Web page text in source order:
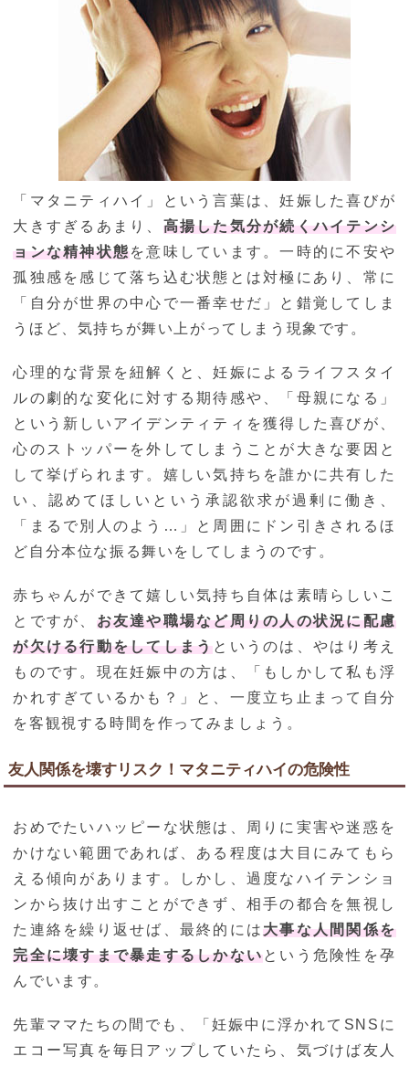
「マタニティハイ」という言葉は、妊娠した喜びが
大きすぎるあまり、 高揚した気分が続くハイテンシ
ョンな精神状態を意味しています。一時的に不安や
孤独感を感じて落ち込む状態とは対極にあり、常に
「自分が世界の中心で一番幸せだ」と錯覚してしま
うほど、気持ちが舞い上がってしまう現象です。
心理的な背景を紐解くと、妊娠によるライフスタイ
ルの劇的な変化に対する期待感や、「母親になる」
という新しいアイデンティティを獲得した喜びが、
心のストッパーを外してしまうことが大きな要因と
して挙げられます。嬉しい気持ちを誰かに共有した
い、認めてほしいという承認欲求が過剰に働き、
「まるで別人のよう…」と周囲にドン引きされるほ
ど自分本位な振る舞いをしてしまうのです。
赤ちゃんができて嬉しい気持ち自体は素晴らしいこ
とですが、 お友達や職場など周りの人の状況に配慮
が欠ける行動をしてしまうというのは、やはり考え
ものです。現在妊娠中の方は、「もしかして私も浮
かれすぎているかも？」と、一度立ち止まって自分
を客観視する時間を作ってみましょう。
友人関係を壊すリスク！マタニティハイの危険性
おめでたいハッピーな状態は、周りに実害や迷惑を
かけない範囲であれば、ある程度は大目にみてもら
える傾向があります。しかし、過度なハイテンショ
ンから抜け出すことができず、相手の都合を無視し
た連絡を繰り返せば、最終的には大事な人間関係を
完全に壊すまで暴走するしかないという危険性を孕
んでいます。
先輩ママたちの間でも、「妊娠中に浮かれてSNSに
エコー写真を毎日アップしていたら、気づけば友人